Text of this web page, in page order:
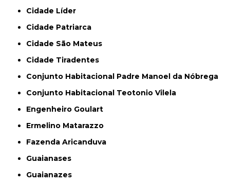
Cidade Líder
Cidade Patriarca
Cidade São Mateus
Cidade Tiradentes
Conjunto Habitacional Padre Manoel da Nóbrega
Conjunto Habitacional Teotonio Vilela
Engenheiro Goulart
Ermelino Matarazzo
Fazenda Aricanduva
Guaianases
Guaianazes